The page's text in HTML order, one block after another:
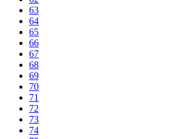
63
64
65
66
67
68
69
70
71
72
73
74